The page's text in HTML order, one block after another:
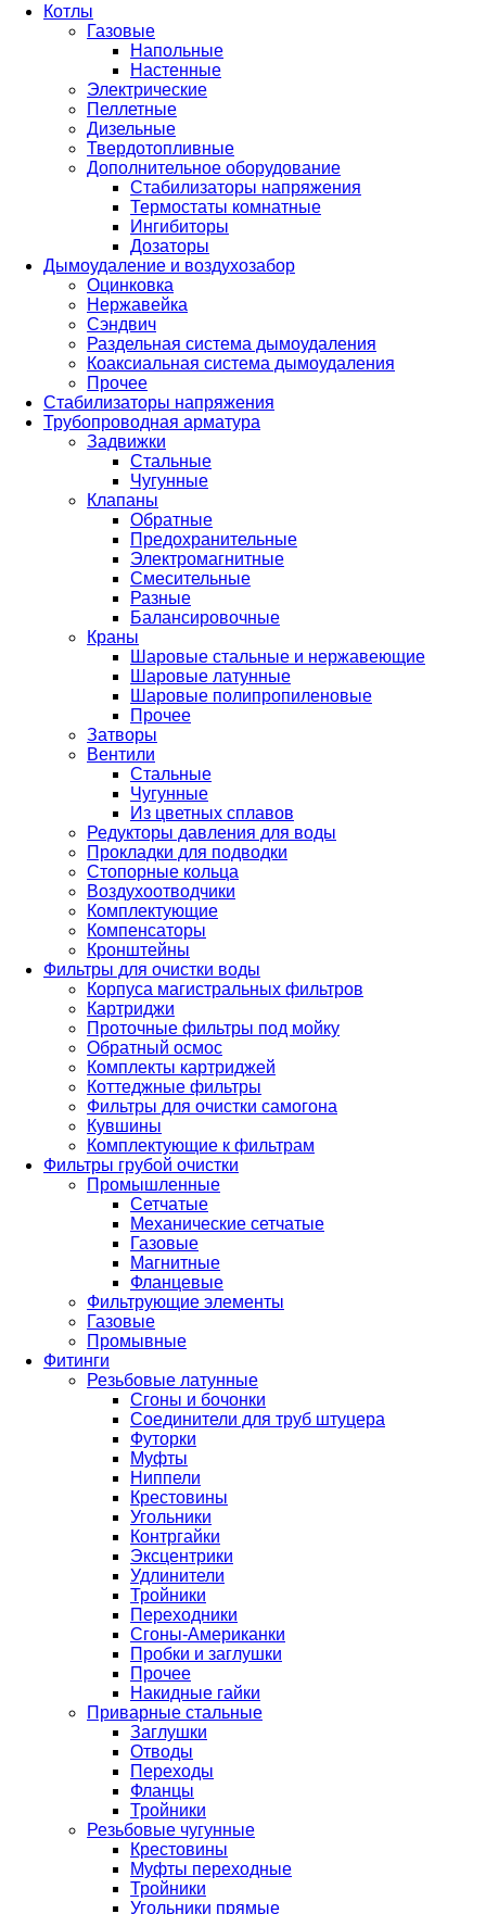
Котлы
Газовые
Напольные
Настенные
Электрические
Пеллетные
Дизельные
Твердотопливные
Дополнительное оборудование
Стабилизаторы напряжения
Термостаты комнатные
Ингибиторы
Дозаторы
Дымоудаление и воздухозабор
Оцинковка
Нержавейка
Сэндвич
Раздельная система дымоудаления
Коаксиальная система дымоудаления
Прочее
Стабилизаторы напряжения
Трубопроводная арматура
Задвижки
Стальные
Чугунные
Клапаны
Обратные
Предохранительные
Электромагнитные
Смесительные
Разные
Балансировочные
Краны
Шаровые стальные и нержавеющие
Шаровые латунные
Шаровые полипропиленовые
Прочее
Затворы
Вентили
Стальные
Чугунные
Из цветных сплавов
Редукторы давления для воды
Прокладки для подводки
Стопорные кольца
Воздухоотводчики
Комплектующие
Компенсаторы
Кронштейны
Фильтры для очистки воды
Корпуса магистральных фильтров
Картриджи
Проточные фильтры под мойку
Обратный осмос
Комплекты картриджей
Коттеджные фильтры
Фильтры для очистки самогона
Кувшины
Комплектующие к фильтрам
Фильтры грубой очистки
Промышленные
Сетчатые
Механические сетчатые
Газовые
Магнитные
Фланцевые
Фильтрующие элементы
Газовые
Промывные
Фитинги
Резьбовые латунные
Сгоны и бочонки
Соединители для труб штуцера
Футорки
Муфты
Ниппели
Крестовины
Угольники
Контргайки
Эксцентрики
Удлинители
Тройники
Переходники
Сгоны-Американки
Пробки и заглушки
Прочее
Накидные гайки
Приварные стальные
Заглушки
Отводы
Переходы
Фланцы
Тройники
Резьбовые чугунные
Крестовины
Муфты переходные
Тройники
Угольники прямые